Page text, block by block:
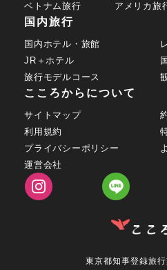
ベトナム旅行
アメリカ旅
国内旅行
国内ホテル・旅館
JR＋ホテル
旅行モデルコース
こころからについて
サイトマップ
利用規約
プライバシーポリシー
運営会社
東京都知事登録旅